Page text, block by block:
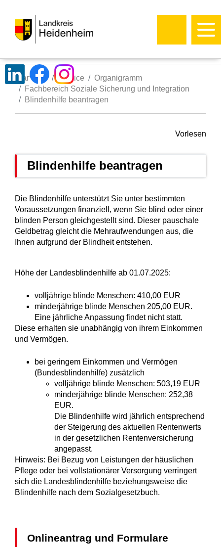
Startseite Service
Organigramm
Fachbereich Soziale Sicherung und Integration
Blindenhilfe beantragen
Vorlesen
Blindenhilfe beantragen
Die Blindenhilfe unterstützt Sie unter bestimmten
Voraussetzungen finanziell, wenn Sie blind oder einer
blinden Person gleichgestellt sind. Dieser pauschale
Geldbetrag gleicht die Mehraufwendungen aus, die
Ihnen aufgrund der Blindheit entstehen.
Höhe der Landesblindenhilfe ab 01.07.2025:
volljährige blinde Menschen: 410,00 EUR
minderjährige blinde Menschen 205,00 EUR.
Eine jährliche Anpassung findet nicht statt.
Diese erhalten sie unabhängig von ihrem Einkommen
und Vermögen.
bei geringem Einkommen und Vermögen
(Bundesblindenhilfe) zusätzlich
volljährige blinde Menschen: 503,19 EUR
minderjährige blinde Menschen: 252,38
EUR.
Die Blindenhilfe wird jährlich entsprechend
der Steigerung des aktuellen Rentenwerts
in der gesetzlichen Rentenversicherung
angepasst.
Hinweis: Bei Bezug von Leistungen der häuslichen
Pflege oder bei vollstationärer Versorgung verringert
sich die Landesblindenhilfe beziehungsweise die
Blindenhilfe nach dem Sozialgesetzbuch.
Onlineantrag und Formulare